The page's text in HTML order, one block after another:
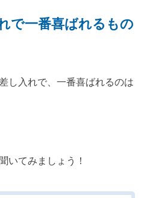
で一番喜ばれるもの
し入れで、一番喜ばれるのは
いてみましょう！